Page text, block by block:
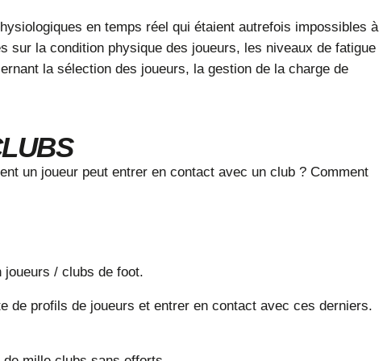
en temps réel qui étaient autrefois impossibles à
sur la condition physique des joueurs, les niveaux de fatigue
la sélection des joueurs, la gestion de la charge de
un joueur peut entrer en contact avec un club ? Comment
joueurs / clubs de foot.
de profils de joueurs et entrer en contact avec ces derniers.